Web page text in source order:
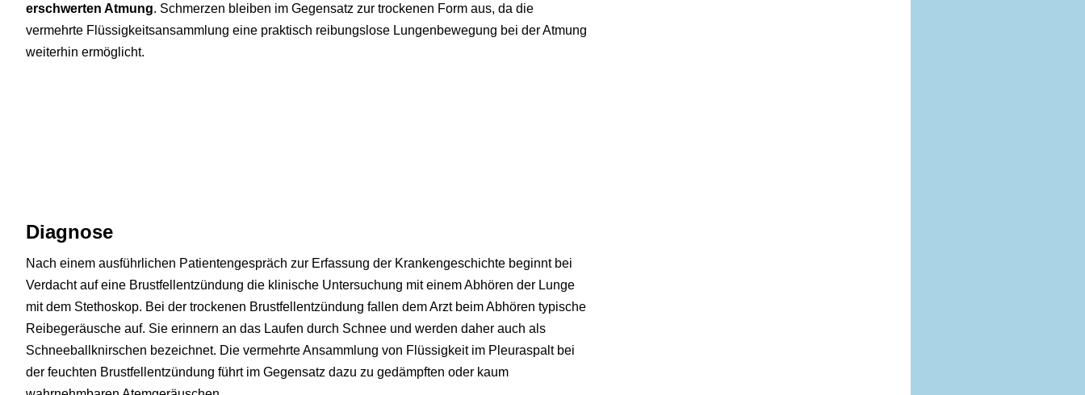
erschwerten Atmung. Schmerzen bleiben im Gegensatz zur trockenen Form aus, da die
vermehrte Flüssigkeitsansammlung eine praktisch reibungslose Lungenbewegung bei der Atmung
weiterhin ermöglicht.
Diagnose
Nach einem ausführlichen Patientengespräch zur Erfassung der Krankengeschichte beginnt bei
Verdacht auf eine Brustfellentzündung die klinische Untersuchung mit einem Abhören der Lunge
mit dem Stethoskop. Bei der trockenen Brustfellentzündung fallen dem Arzt beim Abhören typische
Reibegeräusche auf. Sie erinnern an das Laufen durch Schnee und werden daher auch als
Schneeballknirschen bezeichnet. Die vermehrte Ansammlung von Flüssigkeit im Pleuraspalt bei
der feuchten Brustfellentzündung führt im Gegensatz dazu zu gedämpften oder kaum